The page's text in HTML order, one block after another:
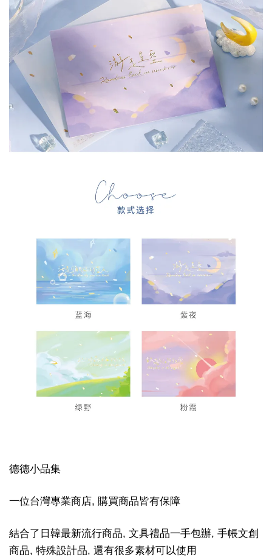
德德小品集
一位台灣專業商店, 購買商品皆有保障
結合了日韓最新流行商品, 文具禮品一手包辦, 手帳文創
商品, 特殊設計品, 還有很多素材可以使用